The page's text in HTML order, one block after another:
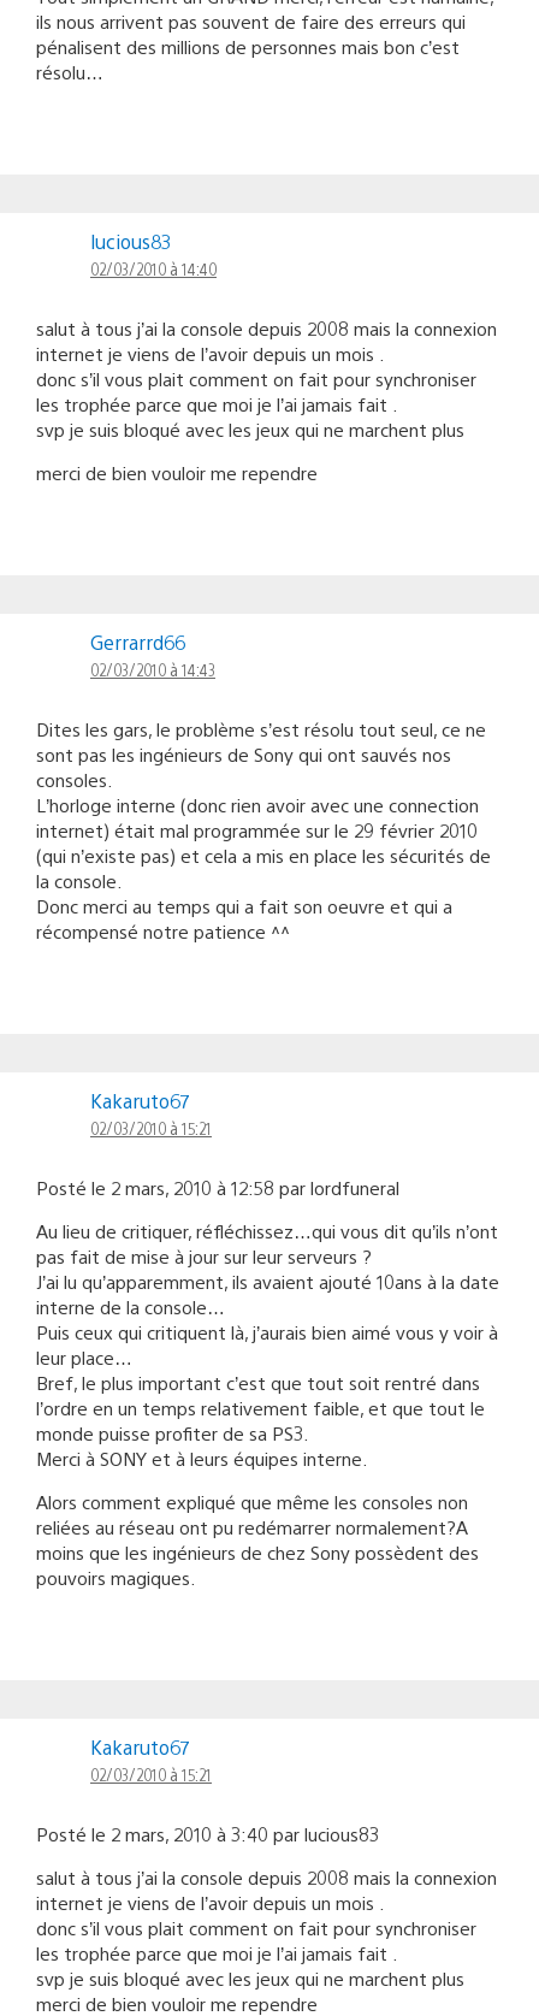
ils nous arrivent pas souvent de faire des erreurs qui
pénalisent des millions de personnes mais bon c’est
résolu…
lucious83
02/03/2010 à 14:40
salut à tous j’ai la console depuis 2008 mais la connexion
internet je viens de l’avoir depuis un mois .
donc s’il vous plait comment on fait pour synchroniser
les trophée parce que moi je l’ai jamais fait .
svp je suis bloqué avec les jeux qui ne marchent plus
merci de bien vouloir me rependre
Gerrarrd66
02/03/2010 à 14:43
Dites les gars, le problème s’est résolu tout seul, ce ne
sont pas les ingénieurs de Sony qui ont sauvés nos
consoles.
L’horloge interne (donc rien avoir avec une connection
internet) était mal programmée sur le 29 février 2010
(qui n’existe pas) et cela a mis en place les sécurités de
la console.
Donc merci au temps qui a fait son oeuvre et qui a
récompensé notre patience ^^
Kakaruto67
02/03/2010 à 15:21
Posté le 2 mars, 2010 à 12:58 par lordfuneral
Au lieu de critiquer, réfléchissez…qui vous dit qu’ils n’ont
pas fait de mise à jour sur leur serveurs ?
J’ai lu qu’apparemment, ils avaient ajouté 10ans à la date
interne de la console…
Puis ceux qui critiquent là, j’aurais bien aimé vous y voir à
leur place…
Bref, le plus important c’est que tout soit rentré dans
l’ordre en un temps relativement faible, et que tout le
monde puisse profiter de sa PS3.
Merci à SONY et à leurs équipes interne.
Alors comment expliqué que même les consoles non
reliées au réseau ont pu redémarrer normalement?A
moins que les ingénieurs de chez Sony possèdent des
pouvoirs magiques.
Kakaruto67
02/03/2010 à 15:21
Posté le 2 mars, 2010 à 3:40 par lucious83
salut à tous j’ai la console depuis 2008 mais la connexion
internet je viens de l’avoir depuis un mois .
donc s’il vous plait comment on fait pour synchroniser
les trophée parce que moi je l’ai jamais fait .
svp je suis bloqué avec les jeux qui ne marchent plus
merci de bien vouloir me rependre